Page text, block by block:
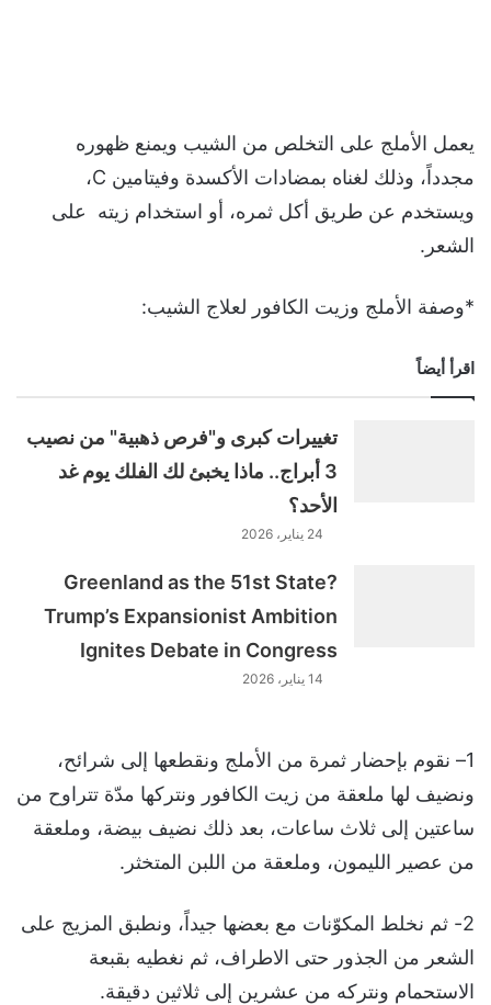
يعمل الأملج على التخلص من الشيب ويمنع ظهوره
مجدداً، وذلك لغناه بمضادات الأكسدة وفيتامين C،
ويستخدم عن طريق أكل ثمره، أو استخدام زيته على
الشعر.
*وصفة الأملج وزيت الكافور لعلاج الشيب:
اقرأ أيضاً
تغييرات كبرى و"فرص ذهبية" من نصيب
3 أبراج.. ماذا يخبئ لك الفلك يوم غد
الأحد؟
24 يناير، 2026
Greenland as the 51st State?
Trump’s Expansionist Ambition
Ignites Debate in Congress
14 يناير، 2026
1– نقوم بإحضار ثمرة من الأملج ونقطعها إلى شرائح،
ونضيف لها ملعقة من زيت الكافور ونتركها مدّة تتراوح من
ساعتين إلى ثلاث ساعات، بعد ذلك نضيف بيضة، وملعقة
من عصير الليمون، وملعقة من اللبن المتخثر.
2- ثم نخلط المكوّنات مع بعضها جيداً، ونطبق المزيج على
الشعر من الجذور حتى الاطراف، ثم نغطيه بقبعة
الاستحمام ونتركه من عشرين إلى ثلاثين دقيقة.